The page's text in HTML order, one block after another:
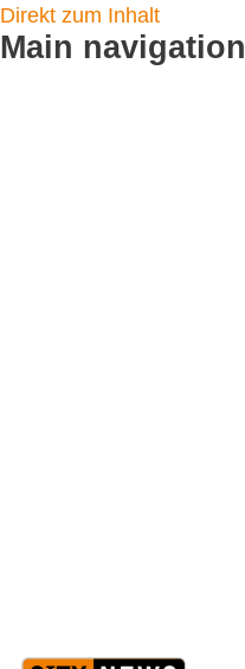
Direkt zum Inhalt
Main navigation